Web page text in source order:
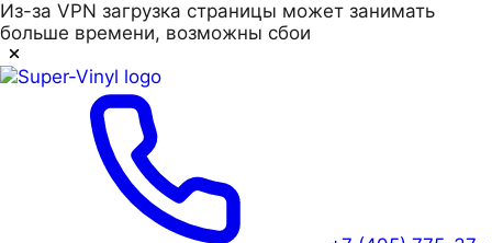
Из-за VPN загрузка страницы может занимать
больше времени, возможны сбои